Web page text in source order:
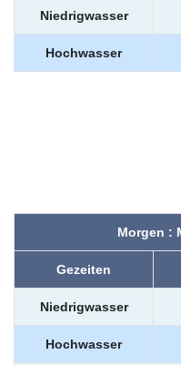
Niedrigwasser
Hochwasser
Morgen :
Gezeiten
Niedrigwasser
Hochwasser